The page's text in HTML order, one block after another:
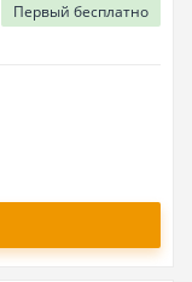
Первый бесплатно